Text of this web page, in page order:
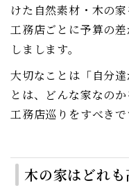
けた自然素材・木の
工務店ごとに予算の
しまします。
大切なことは「自分
とは、どんな家なの
工務店巡りをすべきで
木の家はどれも